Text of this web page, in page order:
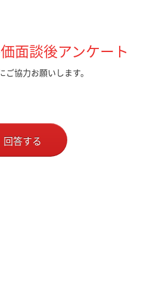
面談後アンケート
ご協力お願いします。
回答する